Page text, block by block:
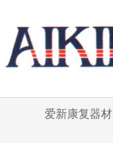
爱新康复器材